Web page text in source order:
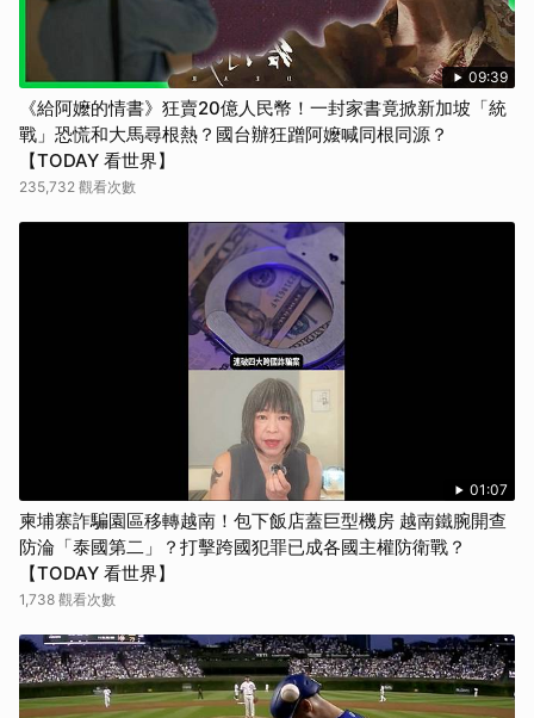
09:39
《給阿嬤的情書》狂賣20億人民幣！一封家書竟掀新加坡「統
戰」恐慌和大馬尋根熱？國台辦狂蹭阿嬤喊同根同源？
【TODAY 看世界】
235,732 觀看次數
01:07
柬埔寨詐騙園區移轉越南！包下飯店蓋巨型機房 越南鐵腕開查
防淪「泰國第二」？打擊跨國犯罪已成各國主權防衛戰？
【TODAY 看世界】
1,738 觀看次數